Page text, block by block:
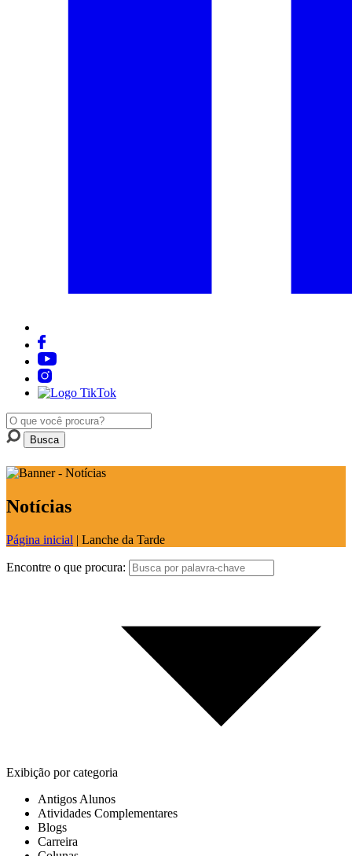
Notícias
Página inicial | Lanche da Tarde
Encontre o que procura:
Exibição por categoria
Antigos Alunos
Atividades Complementares
Blogs
Carreira